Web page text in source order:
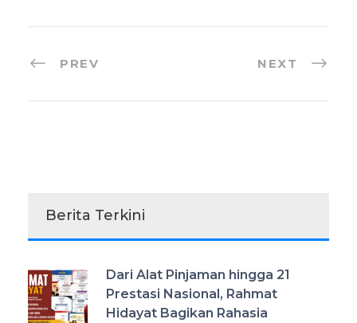
PREV NEXT
Berita Terkini
Dari Alat Pinjaman hingga 21
Prestasi Nasional, Rahmat
Hidayat Bagikan Rahasia